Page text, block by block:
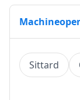
Sittard